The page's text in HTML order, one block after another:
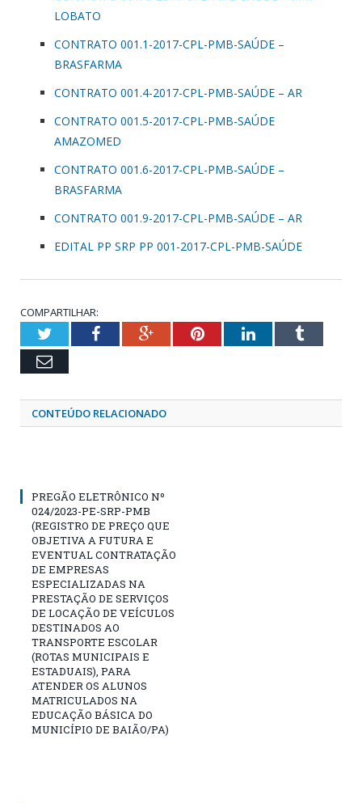
LOBATO
CONTRATO 001.1-2017-CPL-PMB-SAÚDE –
BRASFARMA
CONTRATO 001.4-2017-CPL-PMB-SAÚDE – AR
CONTRATO 001.5-2017-CPL-PMB-SAÚDE
AMAZOMED
CONTRATO 001.6-2017-CPL-PMB-SAÚDE –
BRASFARMA
CONTRATO 001.9-2017-CPL-PMB-SAÚDE – AR
EDITAL PP SRP PP 001-2017-CPL-PMB-SAÚDE
COMPARTILHAR:
TwitterFacebookGoogle+PinterestLinkedInTumblr
Email
CONTEÚDO RELACIONADO
PREGÃO ELETRÔNICO Nº
024/2023-PE-SRP-PMB
(REGISTRO DE PREÇO QUE
OBJETIVA A FUTURA E
EVENTUAL CONTRATAÇÃO
DE EMPRESAS
ESPECIALIZADAS NA
PRESTAÇÃO DE SERVIÇOS
DE LOCAÇÃO DE VEÍCULOS
DESTINADOS AO
TRANSPORTE ESCOLAR
(ROTAS MUNICIPAIS E
ESTADUAIS), PARA
ATENDER OS ALUNOS
MATRICULADOS NA
EDUCAÇÃO BÁSICA DO
MUNICÍPIO DE BAIÃO/PA)